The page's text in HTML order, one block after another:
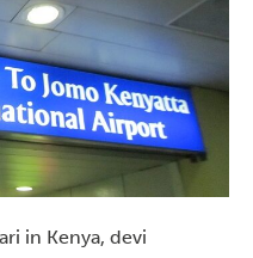
in Kenya, devi